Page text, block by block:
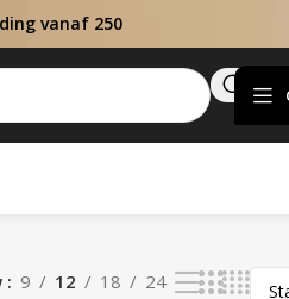
vanaf 250
9 12 18 24